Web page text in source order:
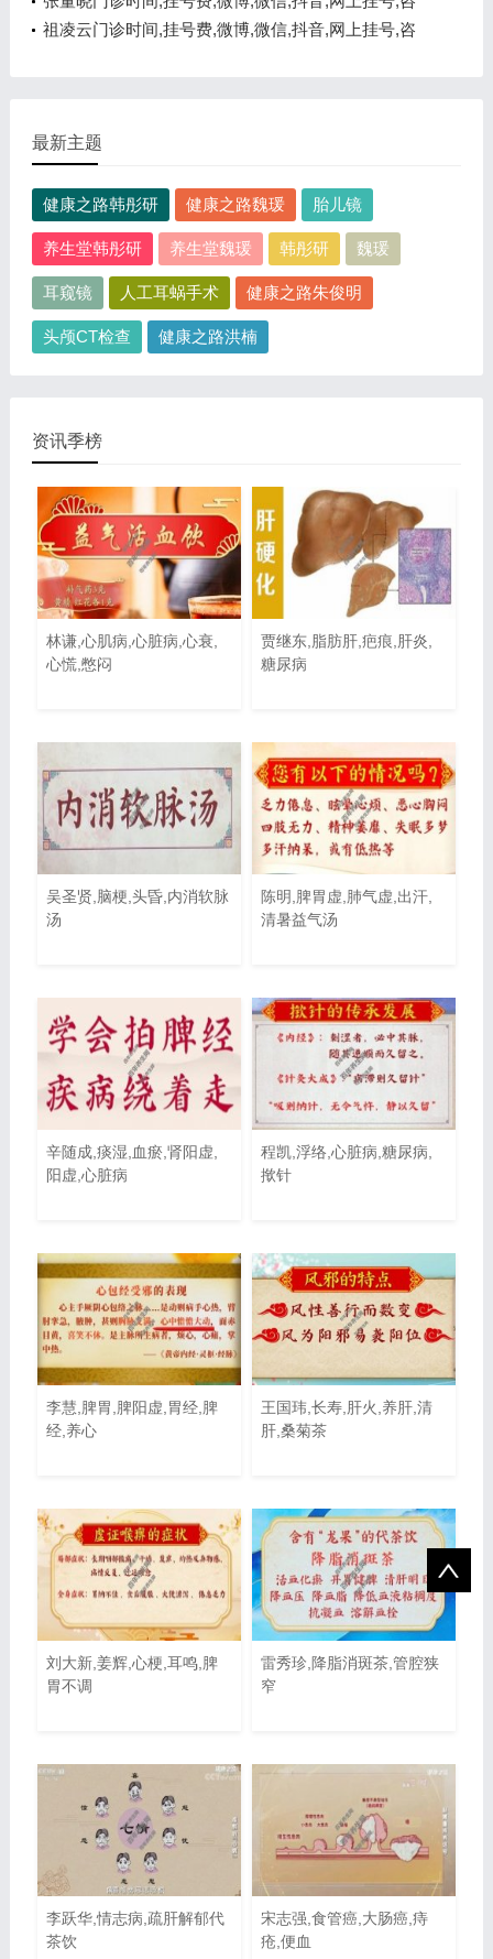
询电话,在线咨询
祖凌云门诊时间,挂号费,微博,微信,抖音,网上挂号,咨
最新主题
健康之路韩彤研 健康之路魏瑗 胎儿镜
养生堂韩彤研 养生堂魏瑗 韩彤研 魏瑗
耳窥镜 人工耳蜗手术 健康之路朱俊明
头颅CT检查 健康之路洪楠
资讯季榜
林谦,心肌病,心脏病,心衰,
心慌,憋闷
贾继东,脂肪肝,疤痕,肝炎,
糖尿病
吴圣贤,脑梗,头昏,内消软脉
汤
陈明,脾胃虚,肺气虚,出汗,
清暑益气汤
辛随成,痰湿,血瘀,肾阳虚,
阳虚,心脏病
程凯,浮络,心脏病,糖尿病,
揿针
李慧,脾胃,脾阳虚,胃经,脾
经,养心
王国玮,长寿,肝火,养肝,清
肝,桑菊茶
刘大新,姜辉,心梗,耳鸣,脾
胃不调
雷秀珍,降脂消斑茶,管腔狭
窄
李跃华,情志病,疏肝解郁代
茶饮
宋志强,食管癌,大肠癌,痔
疮,便血